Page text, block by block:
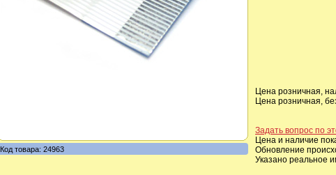
Код товара: 24963
Цена розничная,
Цена розничная,
Задать вопрос по
Цена и наличие
Обновление
Указано реальное